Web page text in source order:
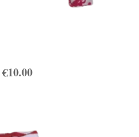
Algne
€10.00Praegune